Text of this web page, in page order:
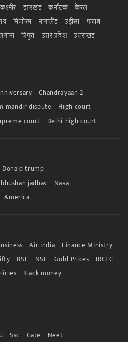
झारखंड कर्नाटक
केरल
मिजोरम नागालैंड उड़ीसा
पंजाब
त्रिपुरा उत्तर प्रदेश
उत्तराखंड
Chandrayaan 2
mandir dispute
High court
court Delhi high court
Donald trump
jadhav
Nasa
America
Air india
Finance Ministry
BSE NSE Gold Prices
IRCTC
Black money
Ssc Gate
Neet